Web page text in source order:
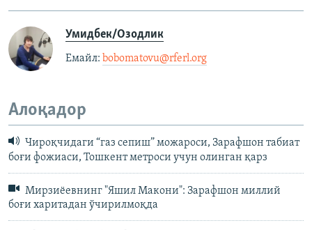
Умидбек/Озодлик
Емайл: ​ bobomatovu@rferl.org
Алоқадор
Чироқчидаги “газ сепиш” можароси, Зарафшон табиат
боғи фожиаси, Тошкент метроси учун олинган қарз
Мирзиёевнинг "Яшил Макони": Зарафшон миллий
боғи харитадан ўчирилмоқда